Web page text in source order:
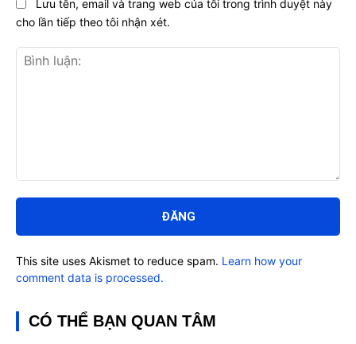
luận:
Lưu tên, email và trang web của tôi trong trình duyệt này
cho lần tiếp theo tôi nhận xét.
This site uses Akismet to reduce spam. Learn how your
comment data is processed.
CÓ THỂ BẠN QUAN TÂM